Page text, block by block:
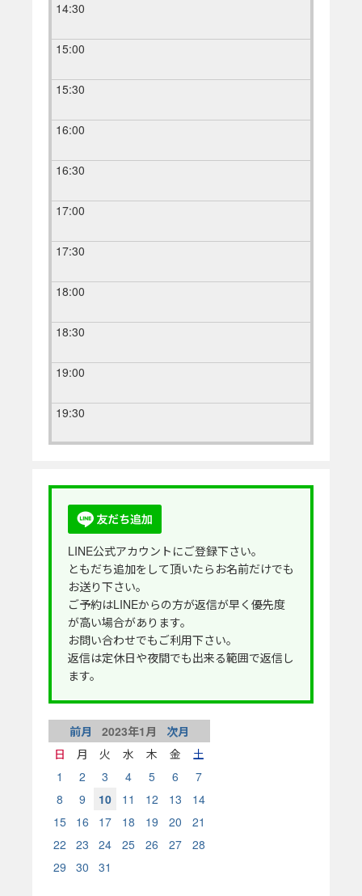
14:30
15:00
15:30
16:00
16:30
17:00
17:30
18:00
18:30
19:00
19:30
LINE公式アカウントにご登録下さい。
ともだち追加をして頂いたらお名前だけでも
お送り下さい。
ご予約はLINEからの方が返信が早く優先度
が高い場合があります。
お問い合わせでもご利用下さい。
返信は定休日や夜間でも出来る範囲で返信し
ます。
前月 2023年1月
次月
日
月 火 水 木 金
土
1
2 3 4 5 6
7
8
9 10 11 12 13
14
15
16 17 18 19 20
21
22
23 24 25 26 27
28
29
30 31